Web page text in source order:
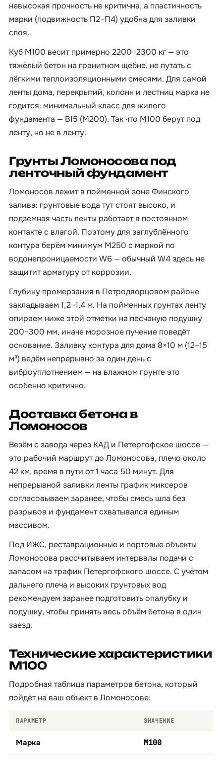
невысокая прочность не критична, а пластичность
марки (подвижность П2–П4) удобна для заливки
слоя.
Куб М100 весит примерно 2200–2300 кг — это
тяжёлый бетон на гранитном щебне, не путать с
лёгкими теплоизоляционными смесями. Для самой
ленты дома, перекрытий, колонн и лестниц марка не
годится: минимальный класс для жилого
фундамента — B15 (М200). Так что М100 берут под
ленту, но не в ленту.
Грунты Ломоносова под
ленточный фундамент
Ломоносов лежит в пойменной зоне Финского
залива: грунтовые вода тут стоят высоко, и
подземная часть ленты работает в постоянном
контакте с влагой. Поэтому для заглублённого
контура берём минимум М250 с маркой по
водонепроницаемости W6 — обычный W4 здесь не
защитит арматуру от коррозии.
Глубину промерзания в Петродворцовом районе
закладываем 1,2–1,4 м. На пойменных грунтах ленту
опираем ниже этой отметки на песчаную подушку
200–300 мм, иначе морозное пучение поведёт
основание. Заливку контура для дома 8×10 м (12–15
м³) ведём непрерывно за один день с
виброуплотнением — на влажном грунте это
особенно критично.
Доставка бетона в
Ломоносов
Везём с завода через КАД и Петергофское шоссе —
это рабочий маршрут до Ломоносова, плечо около
42 км, время в пути от 1 часа 50 минут. Для
непрерывной заливки ленты график миксеров
согласовываем заранее, чтобы смесь шла без
разрывов и фундамент схватывался единым
массивом.
Под ИЖС, реставрационные и портовые объекты
Ломоносова рассчитываем интервалы подачи с
запасом на трафик Петергофского шоссе. С учётом
дальнего плеча и высоких грунтовых вод
рекомендуем заранее подготовить опалубку и
подушку, чтобы принять весь объём бетона в один
заезд.
Технические характеристики
М100
Подробная таблица параметров бетона, который
пойдёт на ваш объект в Ломоносове:
ПАРАМЕТР ЗНАЧЕНИЕ
Марка М100